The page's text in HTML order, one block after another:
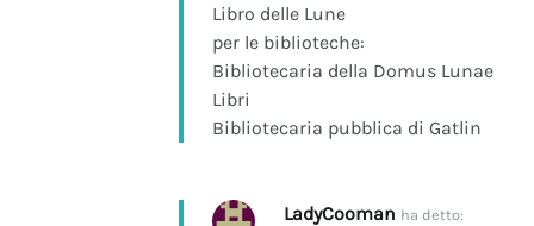
Libro delle Lune
per le biblioteche:
Bibliotecaria della Domus Lunae
Libri
Bibliotecaria pubblica di Gatlin
LadyCooman ha detto: